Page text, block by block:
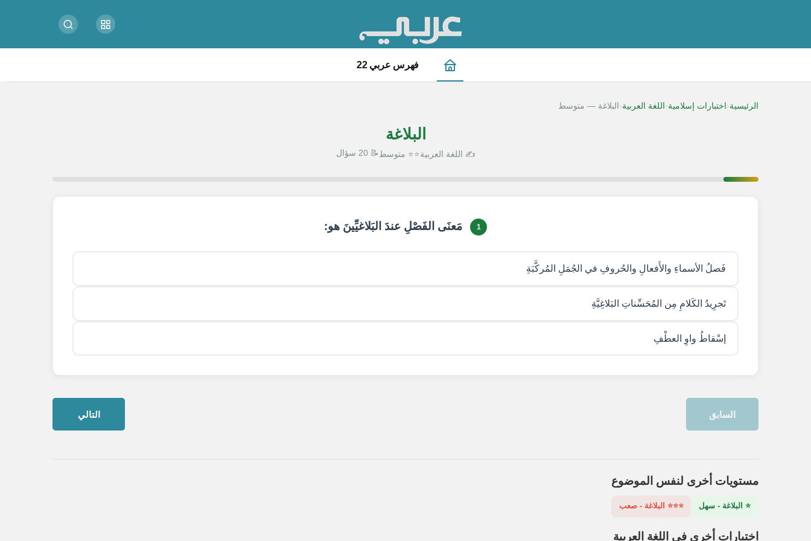
فهرس عربي 22
الرئيسية‹ اختبارات إسلامية‹ اللغة العربية‹ البلاغة — متوسط
البلاغة
✍️ اللغة العربية⭐⭐ متوسط 📝 20 سؤال
1 مَعنَى الفَصْلِ عندَ البَلاغيِّينَ هو:
فَصلُ الأسماءِ والأَفعالِ والحُروفِ في الجُمَلِ المُركَّبَةِ
تَجرِيدُ الكَلامِ مِن المُحَسِّناتِ البَلاغِيَّةِ
إسْقاطُ واوِ العطْفِ
السابق التالي
مستويات أخرى لنفس الموضوع
⭐ البلاغة - سهل ⭐⭐⭐ البلاغة - صعب
اختبارات أخرى في اللغة العربية